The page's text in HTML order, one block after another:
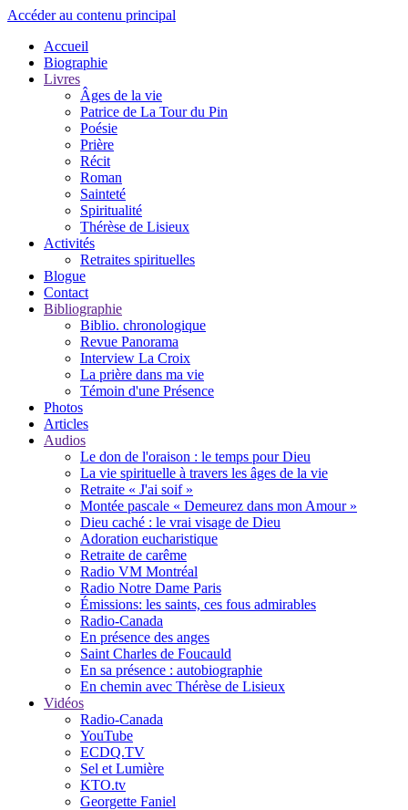
Accéder au contenu principal
Accueil
Biographie
Livres
Âges de la vie
Patrice de La Tour du Pin
Poésie
Prière
Récit
Roman
Sainteté
Spiritualité
Thérèse de Lisieux
Activités
Retraites spirituelles
Blogue
Contact
Bibliographie
Biblio. chronologique
Revue Panorama
Interview La Croix
La prière dans ma vie
Témoin d'une Présence
Photos
Articles
Audios
Le don de l'oraison : le temps pour Dieu
La vie spirituelle à travers les âges de la vie
Retraite « J'ai soif »
Montée pascale « Demeurez dans mon Amour »
Dieu caché : le vrai visage de Dieu
Adoration eucharistique
Retraite de carême
Radio VM Montréal
Radio Notre Dame Paris
Émissions: les saints, ces fous admirables
Radio-Canada
En présence des anges
Saint Charles de Foucauld
En sa présence : autobiographie
En chemin avec Thérèse de Lisieux
Vidéos
Radio-Canada
YouTube
ECDQ.TV
Sel et Lumière
KTO.tv
Georgette Faniel